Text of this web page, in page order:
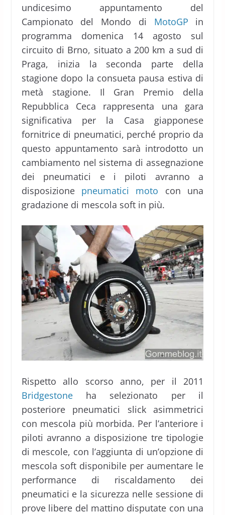
undicesimo appuntamento del
Campionato del Mondo di MotoGP in
programma domenica 14 agosto sul
circuito di Brno, situato a 200 km a sud di
Praga, inizia la seconda parte della
stagione dopo la consueta pausa estiva di
metà stagione. Il Gran Premio della
Repubblica Ceca rappresenta una gara
significativa per la Casa giapponese
fornitrice di pneumatici, perché proprio da
questo appuntamento sarà introdotto un
cambiamento nel sistema di assegnazione
dei pneumatici e i piloti avranno a
disposizione pneumatici moto con una
gradazione di mescola soft in più.
Rispetto allo scorso anno, per il 2011
Bridgestoneha selezionato per il
posteriore pneumatici slick asimmetrici
con mescola più morbida. Per l’anteriore i
piloti avranno a disposizione tre tipologie
di mescole, con l’aggiunta di un’opzione di
mescola soft disponibile per aumentare le
performance di riscaldamento dei
pneumatici e la sicurezza nelle sessione di
prove libere del mattino disputate con una